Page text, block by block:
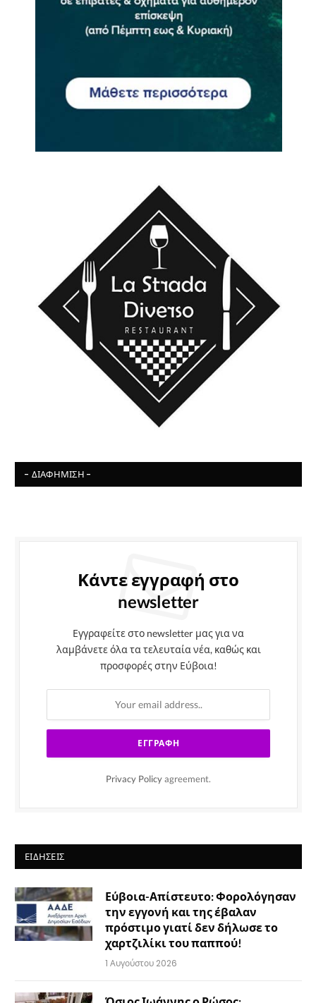
- ΔΙΑΦΉΜΙΣΗ -
Κάντε εγγραφή στο
newsletter
Εγγραφείτε στο newsletter μας για να
λαμβάνετε όλα τα τελευταία νέα, καθώς και
προσφορές στην Εύβοια!
Privacy Policy agreement.
ΕΙΔΉΣΕΙΣ
Εύβοια-Απίστευτο: Φορολόγησαν
την εγγονή και της έβαλαν
πρόστιμο γιατί δεν δήλωσε το
χαρτζιλίκι του παππού!
1 Αυγούστου 2026